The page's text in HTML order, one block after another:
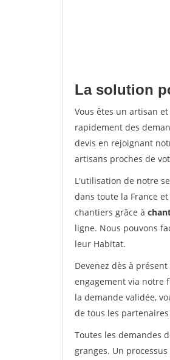
La solution
Vous êtes un artisan
rapidement des
devis en rejoignant
artisans proches de
L'utilisation de notre
dans toute la France
chantiers grâce à
ligne. Nous pouvons
leur Habitat.
Devenez dès à
engagement via notre
la demande validée,
de tous les
Toutes les demandes
granges. Un